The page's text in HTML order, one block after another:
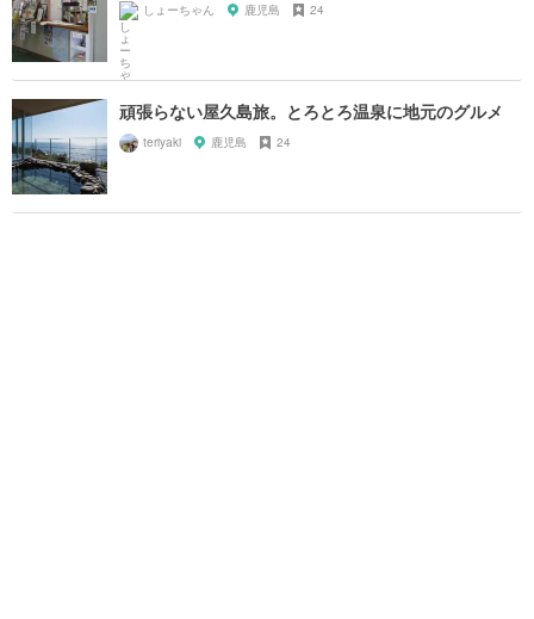
しょーちゃん 鹿児島 24
頑張らない屋久島旅。とろとろ温泉に地元のグルメ
teriyaki 鹿児島 24